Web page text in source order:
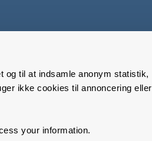
og til at indsamle anonym statistik,
ikke cookies til annoncering eller
your information.